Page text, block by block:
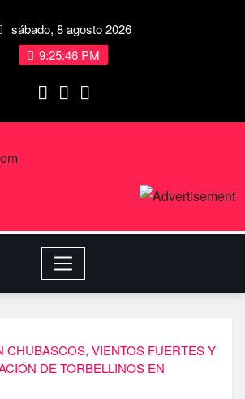
sábado, 8 agosto 2026
9:25:47 PM
CHUBASCOS, VIENTOS FUERTES Y
DE TORBELLINOS EN